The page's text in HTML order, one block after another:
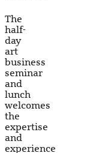
The
half-
day
art
business
seminar
and
lunch
welcomes
the
expertise
and
experience